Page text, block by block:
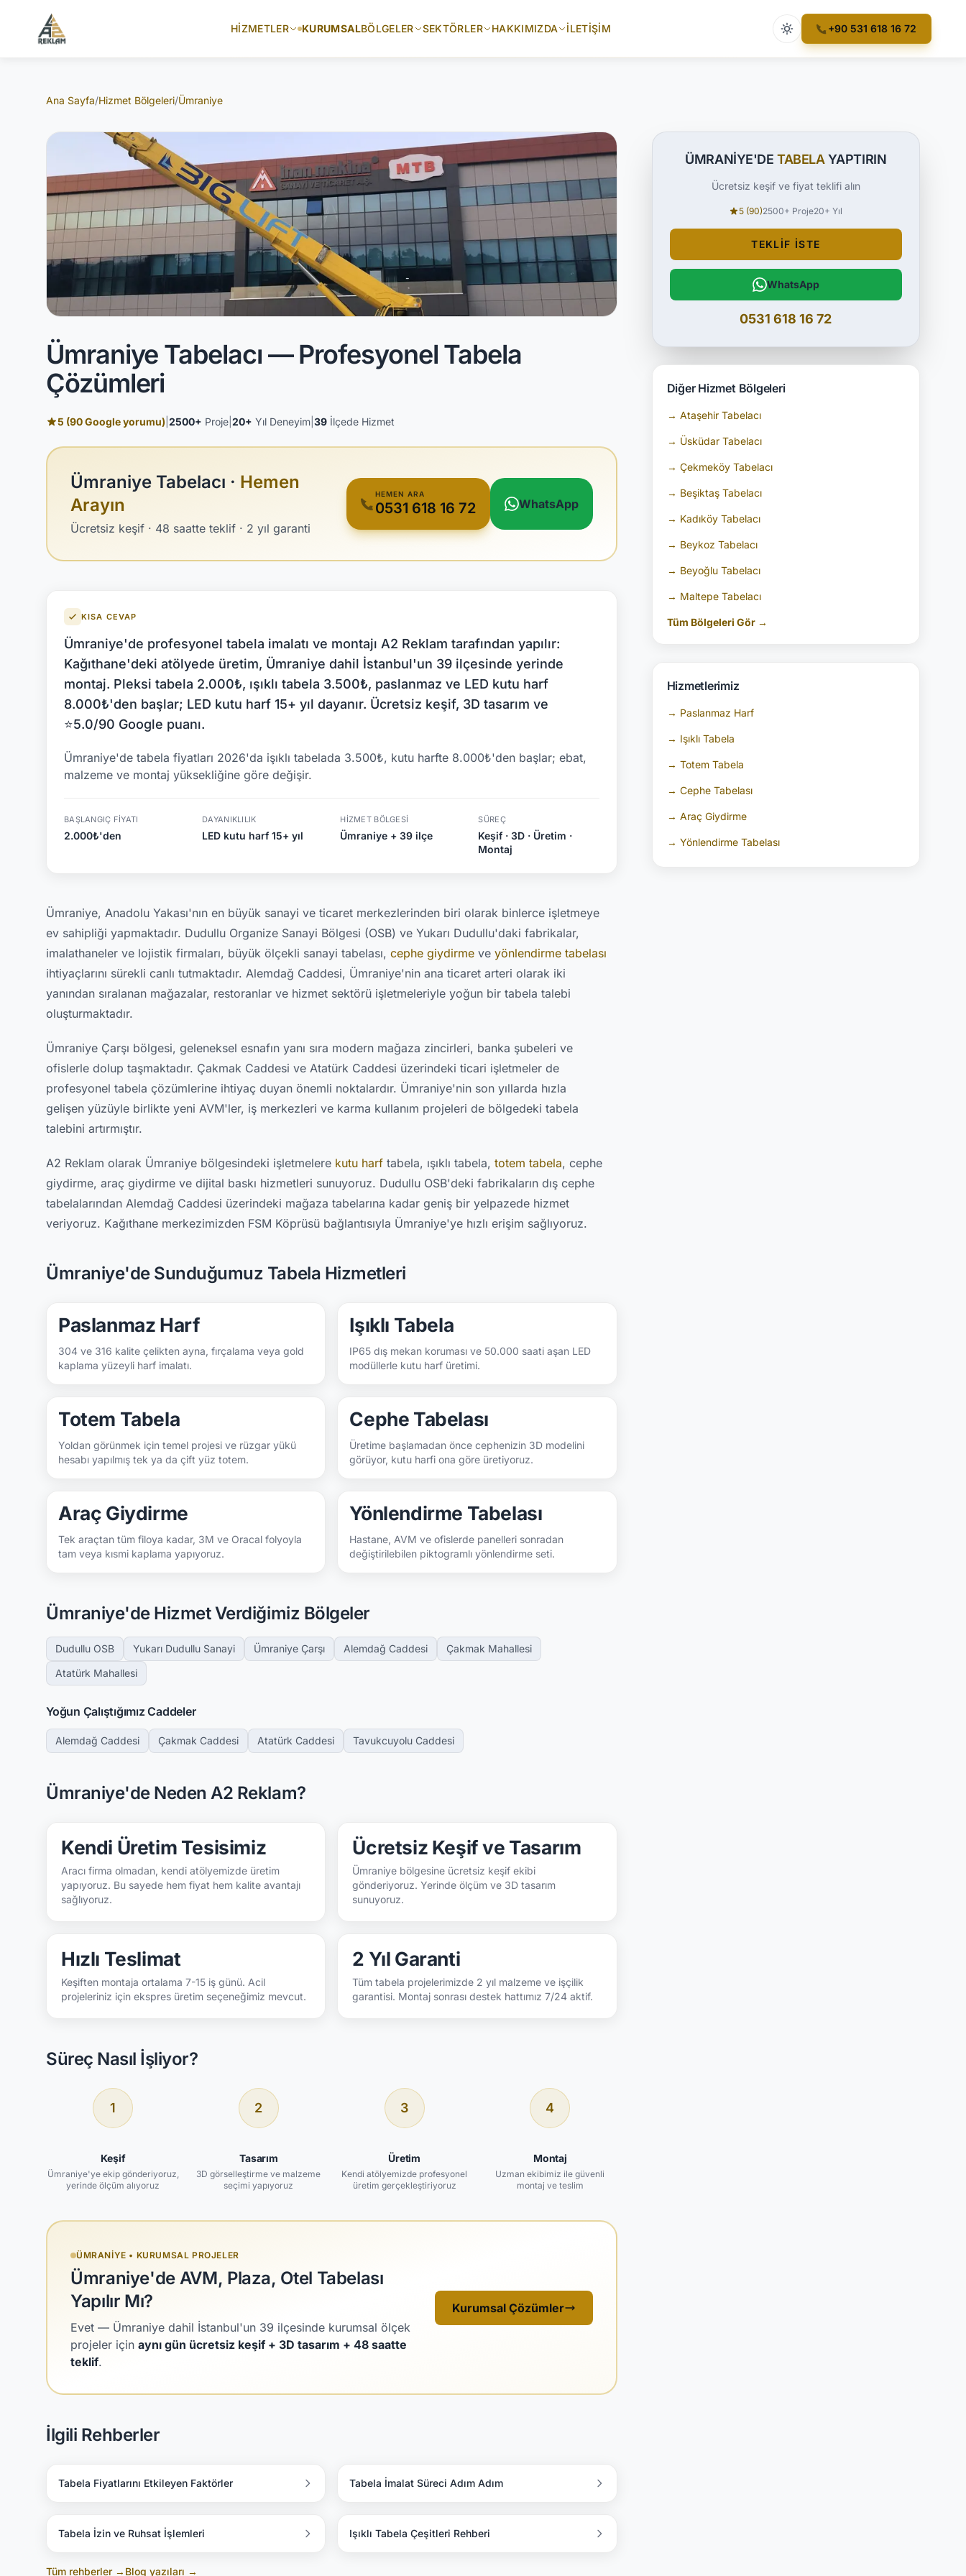
HIZMETLER KURUMSALBÖLGELER SEKTÖRLER HAKKIMIZDA İLETIŞIM Açık tema etkin
+90 531 618 16 72
Ana Sayfa/Hizmet Bölgeleri/Ümraniye
Ümraniye Tabelacı — Profesyonel Tabela
Çözümleri
5 (90 Google yorumu) 2500+ Proje 20+ Yıl Deneyim 39 İlçede Hizmet
Ümraniye Tabelacı · Hemen
Arayın
Ücretsiz keşif · 48 saatte teklif · 2 yıl garanti
HEMEN ARA
0531 618 16 72 WhatsApp
KISA CEVAP
Ümraniye'de profesyonel tabela imalatı ve montajı A2 Reklam tarafından yapılır:
Kağıthane'deki atölyede üretim, Ümraniye dahil İstanbul'un 39 ilçesinde yerinde
montaj. Pleksi tabela 2.000₺, ışıklı tabela 3.500₺, paslanmaz ve LED kutu harf
8.000₺'den başlar; LED kutu harf 15+ yıl dayanır. Ücretsiz keşif, 3D tasarım ve
⭐5.0/90 Google puanı.
Ümraniye'de tabela fiyatları 2026'da işıklı tabelada 3.500₺, kutu harfte 8.000₺'den başlar; ebat,
malzeme ve montaj yüksekliğine göre değişir.
BAŞLANGIÇ FIYATI
2.000₺'den
DAYANIKLILIK
LED kutu harf 15+ yıl
HIZMET BÖLGESI
Ümraniye + 39 ilçe
SÜREÇ
Keşif · 3D · Üretim ·
Montaj
Ümraniye, Anadolu Yakası'nın en büyük sanayi ve ticaret merkezlerinden biri olarak binlerce işletmeye
ev sahipliği yapmaktadır. Dudullu Organize Sanayi Bölgesi (OSB) ve Yukarı Dudullu'daki fabrikalar,
imalathaneler ve lojistik firmaları, büyük ölçekli sanayi tabelası, cephe giydirme ve yönlendirme tabelası
ihtiyaçlarını sürekli canlı tutmaktadır. Alemdağ Caddesi, Ümraniye'nin ana ticaret arteri olarak iki
yanından sıralanan mağazalar, restoranlar ve hizmet sektörü işletmeleriyle yoğun bir tabela talebi
oluşturmaktadır.
Ümraniye Çarşı bölgesi, geleneksel esnafın yanı sıra modern mağaza zincirleri, banka şubeleri ve
ofislerle dolup taşmaktadır. Çakmak Caddesi ve Atatürk Caddesi üzerindeki ticari işletmeler de
profesyonel tabela çözümlerine ihtiyaç duyan önemli noktalardır. Ümraniye'nin son yıllarda hızla
gelişen yüzüyle birlikte yeni AVM'ler, iş merkezleri ve karma kullanım projeleri de bölgedeki tabela
talebini artırmıştır.
A2 Reklam olarak Ümraniye bölgesindeki işletmelere kutu harf tabela, ışıklı tabela, totem tabela, cephe
giydirme, araç giydirme ve dijital baskı hizmetleri sunuyoruz. Dudullu OSB'deki fabrikaların dış cephe
tabelalarından Alemdağ Caddesi üzerindeki mağaza tabelarına kadar geniş bir yelpazede hizmet
veriyoruz. Kağıthane merkezimizden FSM Köprüsü bağlantısıyla Ümraniye'ye hızlı erişim sağlıyoruz.
Ümraniye'de Sunduğumuz Tabela Hizmetleri
Paslanmaz Harf
304 ve 316 kalite çelikten ayna, fırçalama veya gold
kaplama yüzeyli harf imalatı.
Işıklı Tabela
IP65 dış mekan koruması ve 50.000 saati aşan LED
modüllerle kutu harf üretimi.
Totem Tabela
Yoldan görünmek için temel projesi ve rüzgar yükü
hesabı yapılmış tek ya da çift yüz totem.
Cephe Tabelası
Üretime başlamadan önce cephenizin 3D modelini
görüyor, kutu harfi ona göre üretiyoruz.
Araç Giydirme
Tek araçtan tüm filoya kadar, 3M ve Oracal folyoyla
tam veya kısmi kaplama yapıyoruz.
Yönlendirme Tabelası
Hastane, AVM ve ofislerde panelleri sonradan
değiştirilebilen piktogramlı yönlendirme seti.
Ümraniye'de Hizmet Verdiğimiz Bölgeler
Dudullu OSB Yukarı Dudullu Sanayi Ümraniye Çarşı Alemdağ Caddesi
Çakmak Mahallesi
Atatürk Mahallesi
Yoğun Çalıştığımız Caddeler
Alemdağ Caddesi Çakmak Caddesi Atatürk Caddesi Tavukcuyolu Caddesi
Ümraniye'de Neden A2 Reklam?
Kendi Üretim Tesisimiz
Aracı firma olmadan, kendi atölyemizde üretim
yapıyoruz. Bu sayede hem fiyat hem kalite avantajı
sağlıyoruz.
Ücretsiz Keşif ve Tasarım
Ümraniye bölgesine ücretsiz keşif ekibi
gönderiyoruz. Yerinde ölçüm ve 3D tasarım
sunuyoruz.
Hızlı Teslimat
Keşiften montaja ortalama 7-15 iş günü. Acil
projeleriniz için ekspres üretim seçeneğimiz mevcut.
2 Yıl Garanti
Tüm tabela projelerimizde 2 yıl malzeme ve işçilik
garantisi. Montaj sonrası destek hattımız 7/24 aktif.
Süreç Nasıl İşliyor?
1
Keşif
Ümraniye'ye ekip gönderiyoruz,
yerinde ölçüm alıyoruz
2
Tasarım
3D görselleştirme ve malzeme
seçimi yapıyoruz
3
Üretim
Kendi atölyemizde profesyonel
üretim gerçekleştiriyoruz
4
Montaj
Uzman ekibimiz ile güvenli
montaj ve teslim
ÜMRANIYE • KURUMSAL PROJELER
Ümraniye'de AVM, Plaza, Otel Tabelası
Yapılır Mı?
Evet — Ümraniye dahil İstanbul'un 39 ilçesinde kurumsal ölçek
projeler için aynı gün ücretsiz keşif + 3D tasarım + 48 saatte
teklif.
Kurumsal Çözümler
İlgili Rehberler
Tabela Fiyatlarını Etkileyen Faktörler Tabela İmalat Süreci Adım Adım
Tabela İzin ve Ruhsat İşlemleri Işıklı Tabela Çeşitleri Rehberi
Tüm rehberler → Blog yazıları →
ÜMRANIYE'DE TABELAYAPTIRIN
Ücretsiz keşif ve fiyat teklifi alın
5 (90)2500+ Proje20+ Yıl
TEKLIF İSTE
WhatsApp
0531 618 16 72
Diğer Hizmet Bölgeleri
→ Ataşehir Tabelacı
→ Üsküdar Tabelacı
→ Çekmeköy Tabelacı
→ Beşiktaş Tabelacı
→ Kadıköy Tabelacı
→ Beykoz Tabelacı
→ Beyoğlu Tabelacı
→ Maltepe Tabelacı
Tüm Bölgeleri Gör →
Hizmetlerimiz
→ Paslanmaz Harf
→ Işıklı Tabela
→ Totem Tabela
→ Cephe Tabelası
→ Araç Giydirme
→ Yönlendirme Tabelası